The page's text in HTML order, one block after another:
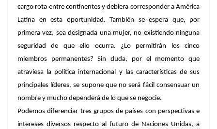
cargo rota entre continentes y debiera corresponder a América
Latina en esta oportunidad. También se espera que, por
primera vez, sea designada una mujer, no existiendo ninguna
seguridad de que ello ocurra. ¿Lo permitirán los cinco
miembros permanentes? Sin duda, por el momento que
atraviesa la política internacional y las características de sus
principales líderes, se supone que no será fácil consensuar un
nombre y mucho dependerá de lo que se negocie.
Podemos diferenciar tres grupos de países con perspectivas e
intereses diversos respecto al futuro de Naciones Unidas, a